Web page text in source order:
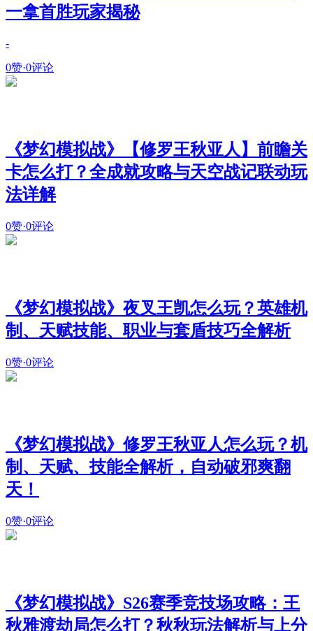
一拿首胜玩家揭秘
-
0赞·0评论
《梦幻模拟战》【修罗王秋亚人】前瞻关
卡怎么打？全成就攻略与天空战记联动玩
法详解
0赞·0评论
《梦幻模拟战》夜叉王凯怎么玩？英雄机
制、天赋技能、职业与套盾技巧全解析
0赞·0评论
《梦幻模拟战》修罗王秋亚人怎么玩？机
制、天赋、技能全解析，自动破邪爽翻
天！
0赞·0评论
《梦幻模拟战》S26赛季竞技场攻略：王
秋雅渡劫局怎么打？秋秋玩法解析与上分